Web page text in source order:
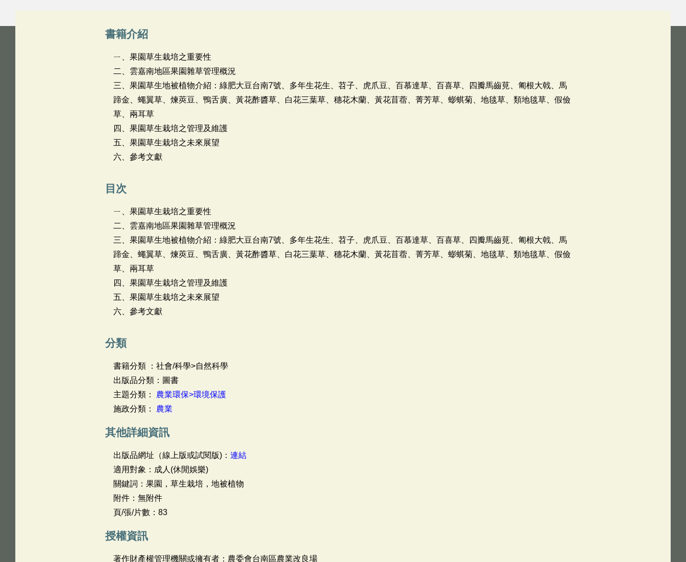
書籍介紹
ㄧ、果園草生栽培之重要性
二、雲嘉南地區果園雜草管理概況
三、果園草生地被植物介紹：綠肥大豆台南7號、多年生花生、苕子、虎爪豆、百慕達草、百喜草、四瓣馬齒莧、匍根大戟、馬
蹄金、蠅翼草、煉莢豆、鴨舌廣、黃花酢醬草、白花三葉草、穗花木蘭、黃花苜蓿、菁芳草、蟛蜞菊、地毯草、類地毯草、假儉
草、兩耳草
四、果園草生栽培之管理及維護
五、果園草生栽培之未來展望
六、參考文獻
目次
ㄧ、果園草生栽培之重要性
二、雲嘉南地區果園雜草管理概況
三、果園草生地被植物介紹：綠肥大豆台南7號、多年生花生、苕子、虎爪豆、百慕達草、百喜草、四瓣馬齒莧、匍根大戟、馬
蹄金、蠅翼草、煉莢豆、鴨舌廣、黃花酢醬草、白花三葉草、穗花木蘭、黃花苜蓿、菁芳草、蟛蜞菊、地毯草、類地毯草、假儉
草、兩耳草
四、果園草生栽培之管理及維護
五、果園草生栽培之未來展望
六、參考文獻
分類
書籍分類 ：社會/科學>自然科學
出版品分類：圖書
主題分類： 農業環保>環境保護
施政分類： 農業
其他詳細資訊
出版品網址（線上版或試閱版)： 連結
適用對象：成人(休閒娛樂)
關鍵詞：果園，草生栽培，地被植物
附件：無附件
頁/張/片數：83
授權資訊
著作財產權管理機關或擁有者：農委會台南區農業改良場